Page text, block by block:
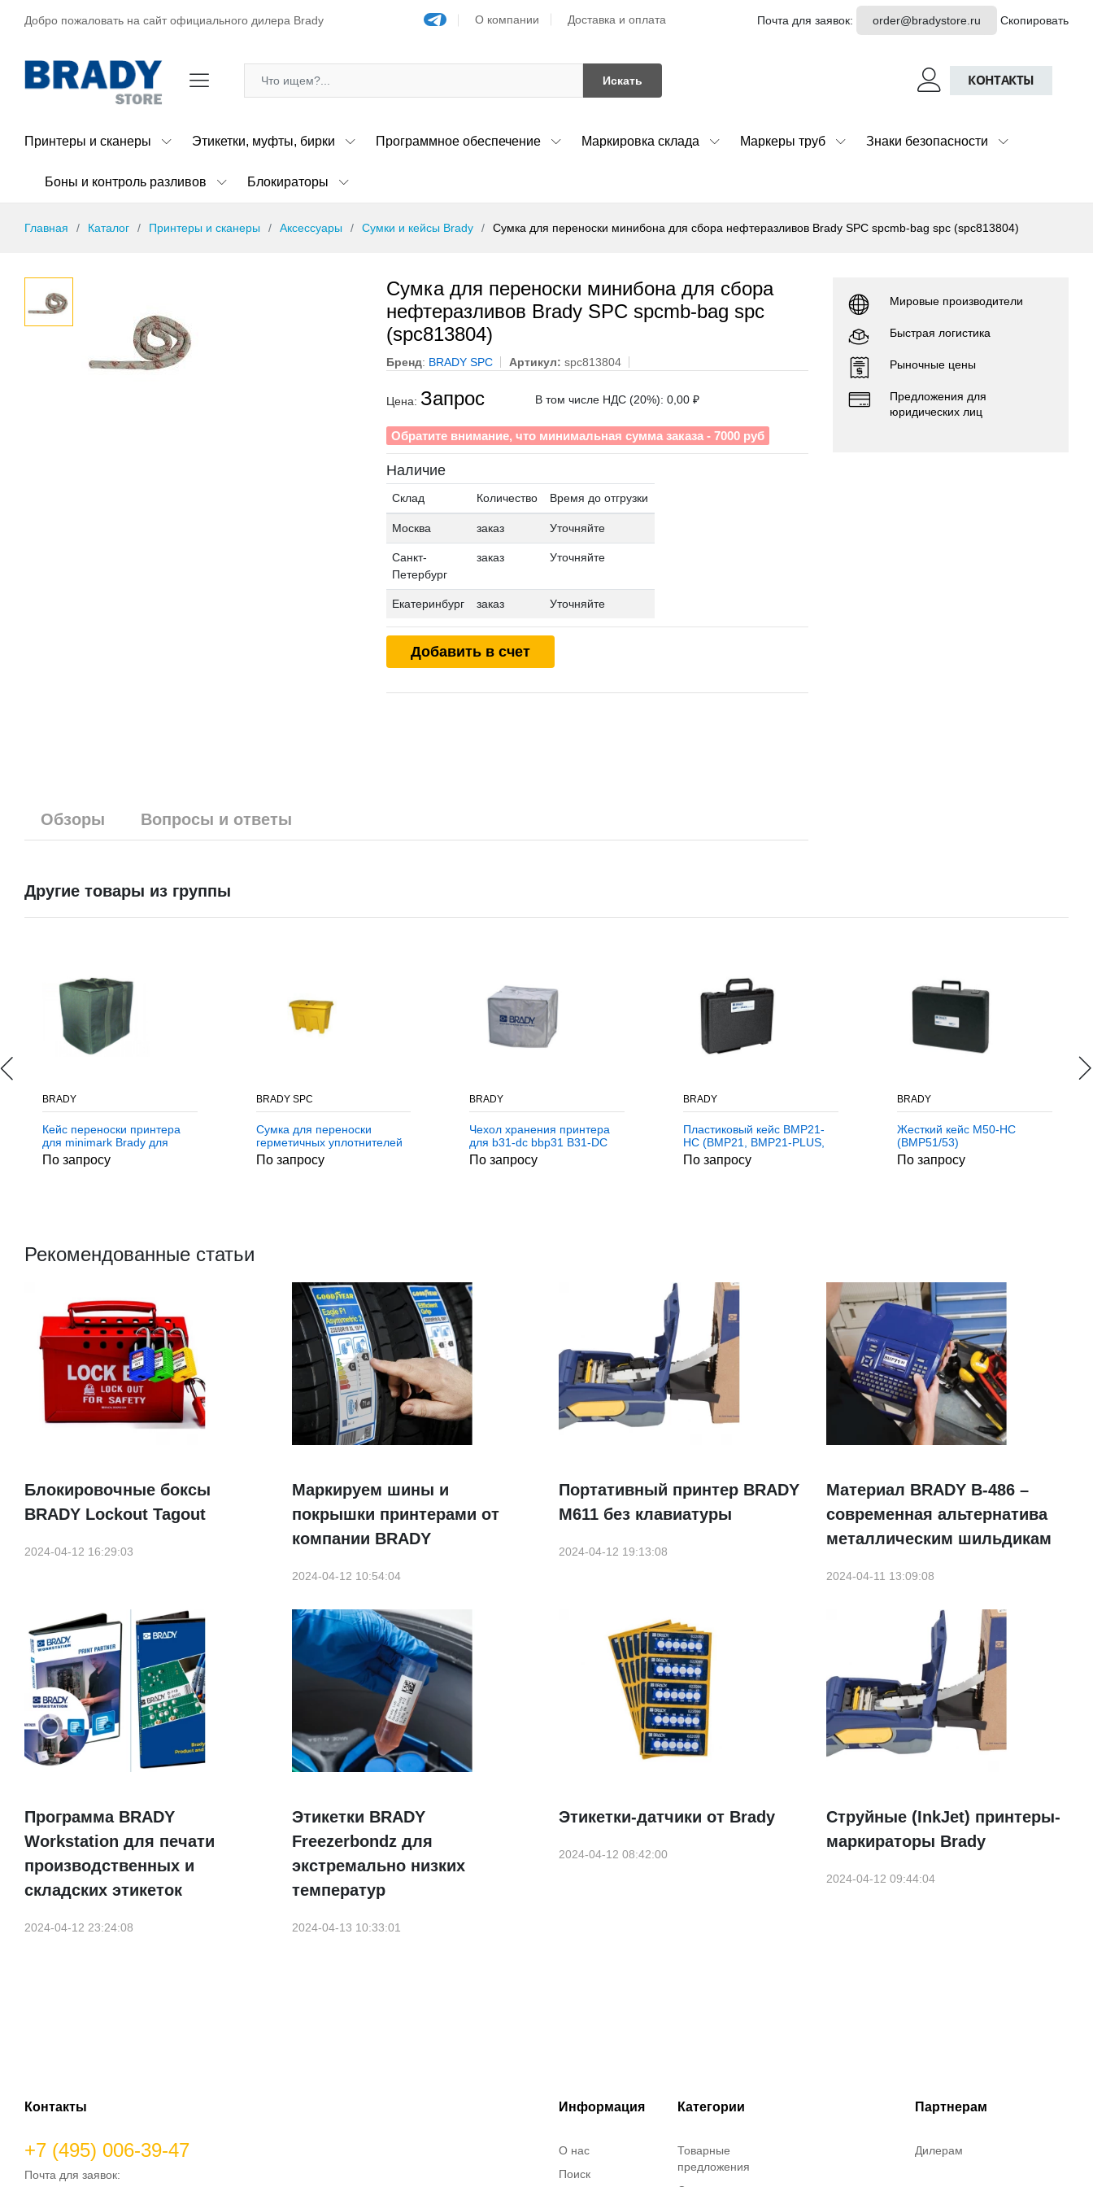
Добро пожаловать на сайт официального дилера Brady О компании Доставка и оплата Почта для заявок: order@bradystore.ru Скопировать
Искать КОНТАКТЫ
Принтеры и сканеры Этикетки, муфты, бирки Программное обеспечение Маркировка склада Маркеры труб Знаки безопасности
Боны и контроль разливов Блокираторы
Главная Каталог Принтеры и сканеры Аксессуары Сумки и кейсы Brady Сумка для переноски минибона для сбора нефтеразливов Brady SPC spcmb-bag spc (spc813804)
Сумка для переноски минибона для сбора
нефтеразливов Brady SPC spcmb-bag spc
(spc813804)
Бренд: BRADY SPC Артикул: spc813804
Цена: Запрос В том числе НДС (20%): 0,00 ₽
Обратите внимание, что минимальная сумма заказа - 7000 руб
Наличие
Склад Количество Время до отгрузки
Москва заказ Уточняйте
Санкт-
Петербург
заказ Уточняйте
Екатеринбург заказ Уточняйте
Добавить в счет
Обзоры Вопросы и ответы
Мировые производители
Быстрая логистика
Рыночные цены
Предложения для
юридических лиц
Другие товары из группы
BRADY
Кейс переноски принтера
для minimark Brady для
minimark
По запросу
BRADY SPC
Сумка для переноски
герметичных уплотнителей
Brady SPC bag-pvc42
pvc42 (spc813925)
По запросу
BRADY
Чехол хранения принтера
для b31-dc bbp31 B31-DC
BBP31
По запросу
BRADY
Пластиковый кейс BMP21-
HC (BMP21, BMP21-PLUS,
BMP21-LAB)
По запросу
BRADY
Жесткий кейс M50-HC
(BMP51/53)
По запросу
Рекомендованные статьи
Блокировочные боксы
BRADY Lockout Tagout
2024-04-12 16:29:03
Маркируем шины и
покрышки принтерами от
компании BRADY
2024-04-12 10:54:04
Портативный принтер BRADY
M611 без клавиатуры
2024-04-12 19:13:08
Материал BRADY B-486 –
современная альтернатива
металлическим шильдикам
2024-04-11 13:09:08
Программа BRADY
Workstation для печати
производственных и
складских этикеток
2024-04-12 23:24:08
Этикетки BRADY
Freezerbondz для
экстремально низких
температур
2024-04-13 10:33:01
Этикетки-датчики от Brady
2024-04-12 08:42:00
Струйные (InkJet) принтеры-
маркираторы Brady
2024-04-12 09:44:04
Контакты
+7 (495) 006-39-47
Почта для заявок:
Информация
О нас
Поиск
Категории
Товарные
предложения
Партнерам
Дилерам